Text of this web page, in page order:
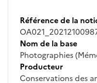
Référence de la
Nom de la base
Photographies
Producteur
Conservations des